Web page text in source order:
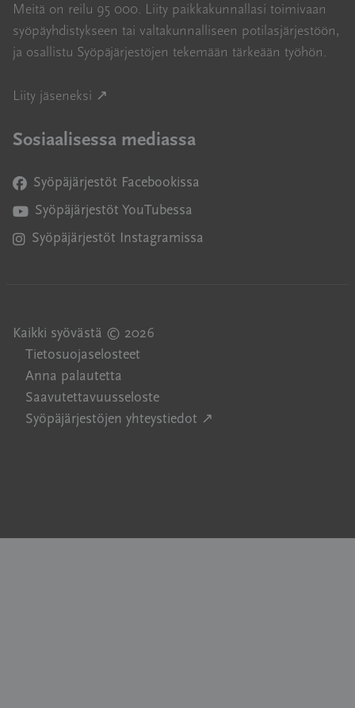
Meitä on reilu 95 000. Liity paikkakunnallasi toimivaan
syöpäyhdistykseen tai valtakunnalliseen potilasjärjestöön,
ja osallistu Syöpäjärjestöjen tekemään tärkeään työhön.
Liity jäseneksi ↗
Sosiaalisessa mediassa
Syöpäjärjestöt Facebookissa
Avautuu uuteen ikkunaan
Syöpäjärjestöt YouTubessa
Avautuu uuteen ikkunaan
Syöpäjärjestöt Instagramissa
Avautuu uuteen ikkunaan
Kaikki syövästä © 2026
Tietosuojaselosteet
Anna palautetta
Saavutettavuusseloste
Syöpäjärjestöjen yhteystiedot ↗